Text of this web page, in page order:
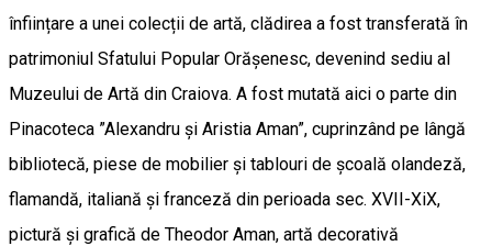
înființare a unei colecții de artă, clădirea a fost transferată în
patrimoniul Sfatului Popular Orășenesc, devenind sediu al
Muzeului de Artă din Craiova. A fost mutată aici o parte din
Pinacoteca ”Alexandru și Aristia Aman”, cuprinzând pe lângă
bibliotecă, piese de mobilier și tablouri de școală olandeză,
flamandă, italiană și franceză din perioada sec. XVII-XiX,
pictură și grafică de Theodor Aman, artă decorativă